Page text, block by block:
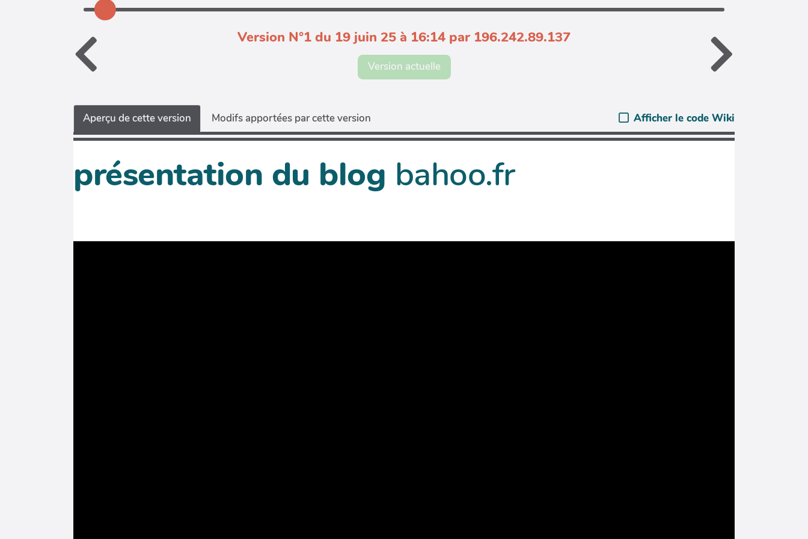
Version N°1 du 19 juin 25 à 16:14 par 196.242.89.137
Version actuelle
Aperçu de cette version Modifs apportées par cette version Afficher le code Wiki